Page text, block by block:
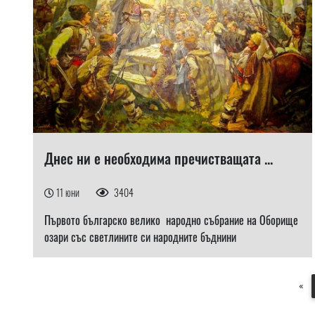
Днес ни е необходима пречистващата ...
11 юни 3404
Първото българско велико народно събрание на Оборище
озари със светлините си народните бъднини
«